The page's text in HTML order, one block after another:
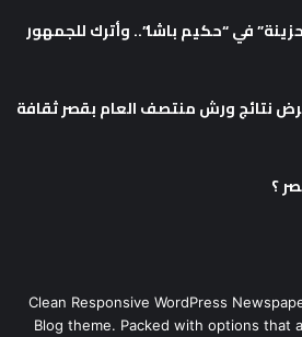
في “حكيم باشا”.. وأترك للجمهور
نتائج ورش منتصف العام بقصر ثقافة
؟
Clean Responsive WordPress
Blog theme. Packed with options that